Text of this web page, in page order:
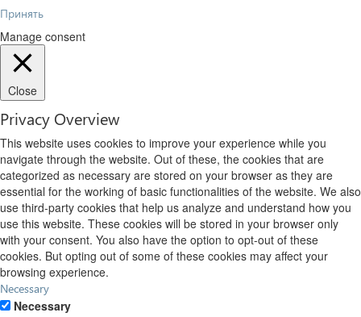
Принять
Manage consent
Close
Privacy Overview
This website uses cookies to improve your experience while you
navigate through the website. Out of these, the cookies that are
categorized as necessary are stored on your browser as they are
essential for the working of basic functionalities of the website. We also
use third-party cookies that help us analyze and understand how you
use this website. These cookies will be stored in your browser only
with your consent. You also have the option to opt-out of these
cookies. But opting out of some of these cookies may affect your
browsing experience.
Necessary
Necessary